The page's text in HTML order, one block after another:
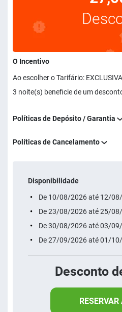
O Incentivo
Ao escolher o Tarifário:
3 noite(s) beneficie de um
Políticas de Depósito / Garantia
Políticas de Cancelamento
Disponibilidade
De 10/08/2026 até 12/
De 23/08/2026 até 25/
De 30/08/2026 até 03/
De 27/09/2026 até 01/
Desconto